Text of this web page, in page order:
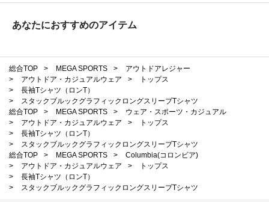
あなたにおすすめのアイテム
総合TOP > MEGA SPORTS >
アウトドアレジャー
>
アウトドア・カジュアルウェア >
トップス
>
長袖Tシャツ（ロンT）
>
スタックブルックグラフィックロングスリーブTシャツ
総合TOP
> MEGA SPORTS >
ウェア・スポーツ・カジュアル
>
アウトドア・カジュアルウェア >
トップス
>
長袖Tシャツ（ロンT）
>
スタックブルックグラフィックロングスリーブTシャツ
総合TOP
> MEGA SPORTS >
Columbia(コロンビア)
>
アウトドア・カジュアルウェア >
トップス
>
長袖Tシャツ（ロンT）
>
スタックブルックグラフィックロングスリーブTシャツ